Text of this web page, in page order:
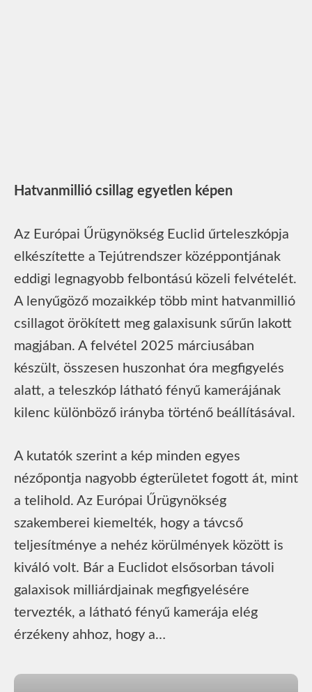
Hatvanmillió csillag egyetlen képen
Az Európai Űrügynökség Euclid űrteleszkópja
elkészítette a Tejútrendszer középpontjának
eddigi legnagyobb felbontású közeli felvételét.
A lenyűgöző mozaikkép több mint hatvanmillió
csillagot örökített meg galaxisunk sűrűn lakott
magjában. A felvétel 2025 márciusában
készült, összesen huszonhat óra megfigyelés
alatt, a teleszkóp látható fényű kamerájának
kilenc különböző irányba történő beállításával.
A kutatók szerint a kép minden egyes
nézőpontja nagyobb égterületet fogott át, mint
a telihold. Az Európai Űrügynökség
szakemberei kiemelték, hogy a távcső
teljesítménye a nehéz körülmények között is
kiváló volt. Bár a Euclidot elsősorban távoli
galaxisok milliárdjainak megfigyelésére
tervezték, a látható fényű kamerája elég
érzékeny ahhoz, hogy a…